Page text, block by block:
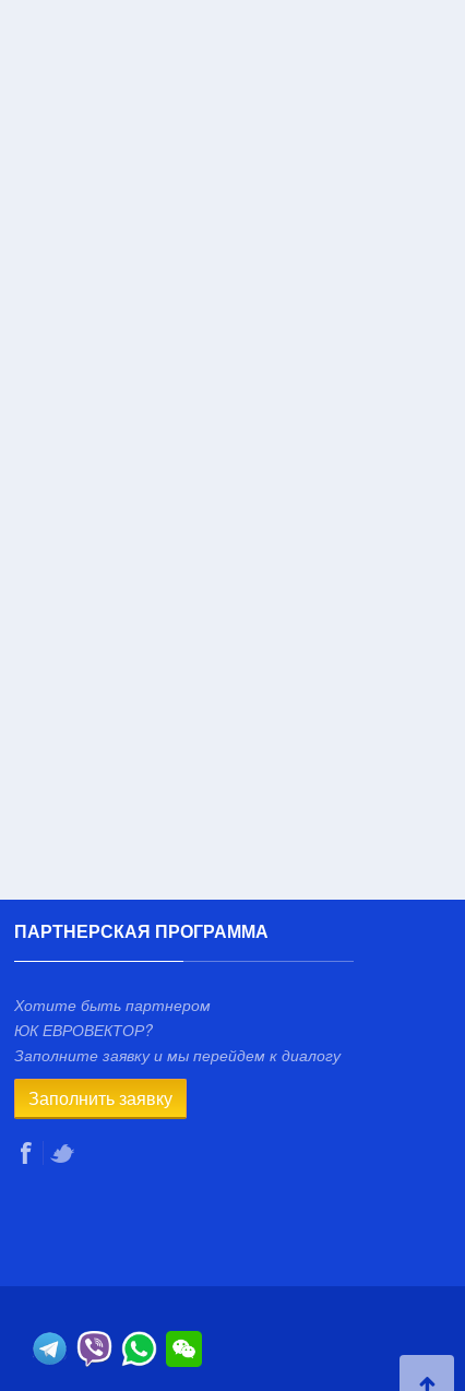
ПАРТНЕРСКАЯ ПРОГРАММА
Хотите быть партнером
ЮК ЕВРОВЕКТОР?
Заполните заявку и мы перейдем к диалогу
Заполнить заявку